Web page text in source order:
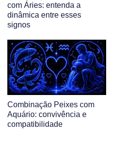
com Áries: entenda a
dinâmica entre esses
signos
Combinação Peixes com
Aquário: convivência e
compatibilidade